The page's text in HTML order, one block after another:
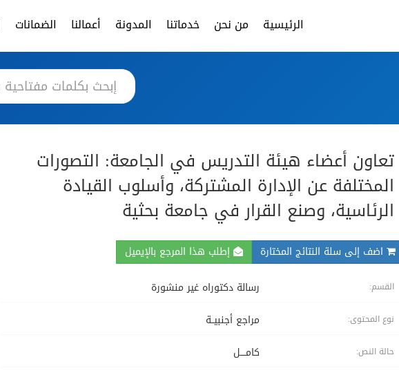
الرئيسية من نحن خدماتنا المدونة أعمالنا الضمانات
تعاون أعضاء هيئة التدريس في الجامعة: التصورات
المختلفة عن الإدارة المشتركة، وأسلوب القيادة
الرئاسية، وصنع القرار في جامعة بحثية
اضف إلى سلة النتائج المختارة إطلب هذا المرجع بالإيميل
القسم: رسالة دكتوراه غير منشورة
نوع المحتوى: مراجع أجنبيــة
حالة النص: كامــــل